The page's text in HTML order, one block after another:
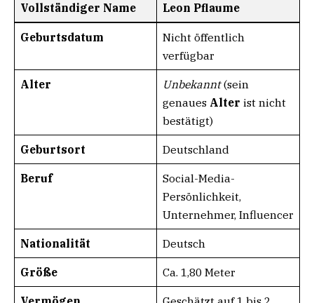
Vollständiger Name Leon Pflaume
Geburtsdatum
Nicht öffentlich
verfügbar
Alter Unbekannt(sein
genaues Alter ist nicht
bestätigt)
Geburtsort Deutschland
Beruf
Social-Media-
Persönlichkeit,
Unternehmer, Influencer
Nationalität Deutsch
Größe Ca. 1,80 Meter